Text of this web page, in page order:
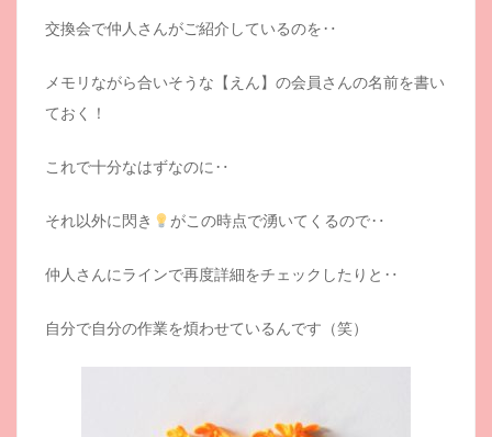
交換会で仲人さんがご紹介しているのを‥
メモリながら合いそうな【えん】の会員さんの名前を書い
ておく！
これで十分なはずなのに‥
それ以外に閃き がこの時点で湧いてくるので‥
仲人さんにラインで再度詳細をチェックしたりと‥
自分で自分の作業を煩わせているんです（笑）